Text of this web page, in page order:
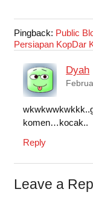
Pingback: Public
Persiapan KopDar
Dyah
komen…kocak..
Reply
Leave a